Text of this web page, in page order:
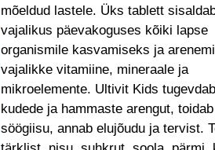
mõeldud lastele. Üks tablett
vajalikus päevakoguses kõiki lapse
organismile kasvamiseks ja
vajalikke vitamiine, mineraale ja
mikroelemente. Ultivit Kids
kudede ja hammaste arengut,
söögiisu, annab elujõudu ja tervist.